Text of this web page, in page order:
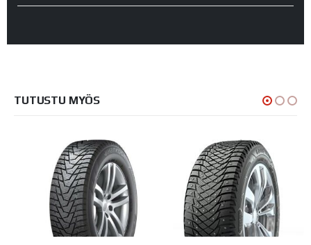
TUTUSTU MYÖS